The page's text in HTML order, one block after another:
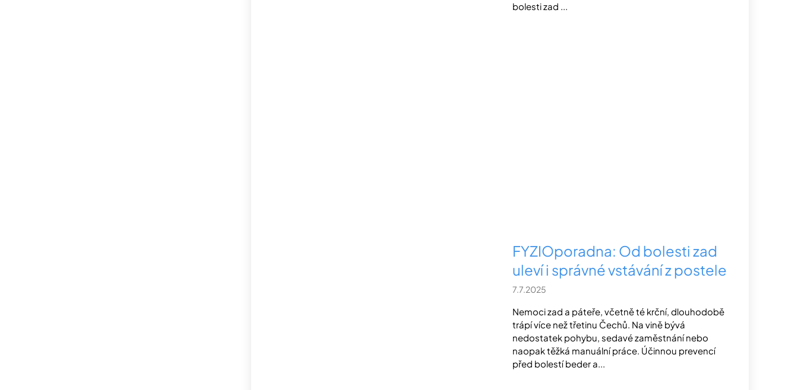
bolesti zad ...
FYZIOporadna: Od bolesti zad
uleví i správné vstávání z postele
7.7.2025
Nemoci zad a páteře, včetně té krční, dlouhodobě
trápí více než třetinu Čechů. Na vině bývá
nedostatek pohybu, sedavé zaměstnání nebo
naopak těžká manuální práce. Účinnou prevencí
před bolestí beder a...